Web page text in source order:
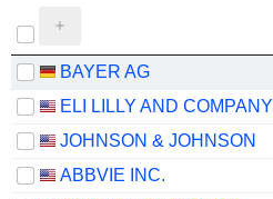
BAYER AG
ELI LILLY AND COMPANY
JOHNSON & JOHNSON
ABBVIE INC.